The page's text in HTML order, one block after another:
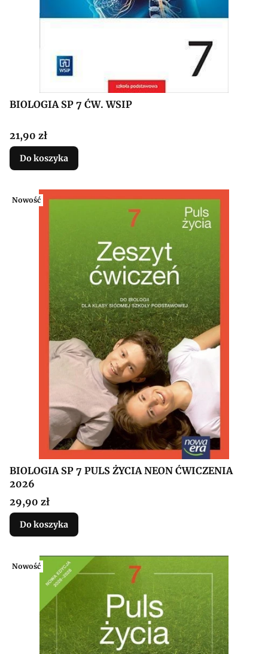
BIOLOGIA SP 7 ĆW. WSIP
Cena
21,90 zł
Do koszyka
Nowość
BIOLOGIA SP 7 PULS ŻYCIA NEON ĆWICZENIA
2026
Cena
29,90 zł
Do koszyka
Nowość